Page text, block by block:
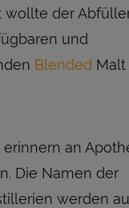
wollte der
und
Blended Malt
erinnern an
Die Namen der
werden